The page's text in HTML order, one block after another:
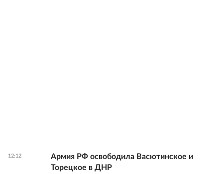
12:12
Армия РФ освободила Васютинское и
Торецкое в ДНР